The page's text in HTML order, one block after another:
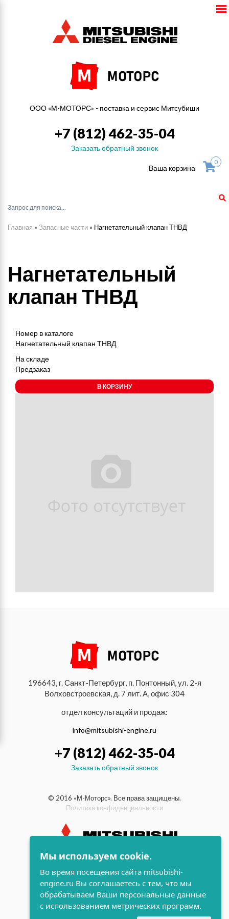
ООО «М-МОТОРС» - поставка и сервис Митсубиши
+7 (812) 462-35-04
Заказать обратный звонок
Ваша корзина
0
Главная » Запасные части » Нагнетательный клапан ТНВД
Нагнетательный
клапан ТНВД
Номер в каталоге
Нагнетательный клапан ТНВД
На складе
Предзаказ
В КОРЗИНУ
196643, г. Санкт-Петербург, п. Понтонный, ул. 2-я
Волховстроевская, д. 7 лит. А, офис 304
отдел консультаций и продаж:
info@mitsubishi-engine.ru
+7 (812) 462-35-04
Заказать обратный звонок
© 2016 «М-Моторс». Все права защищены.
Политика конфиденциальности
индустриальные и морские
дизельные двигатели Mitsubishi
разработка сайта
Мы используем cookie.
Во время посещения сайта mitsubishi-
engine.ru Вы соглашаетесь с тем, что мы
обрабатываем Ваши персональные данные
с использованием метрических программ.